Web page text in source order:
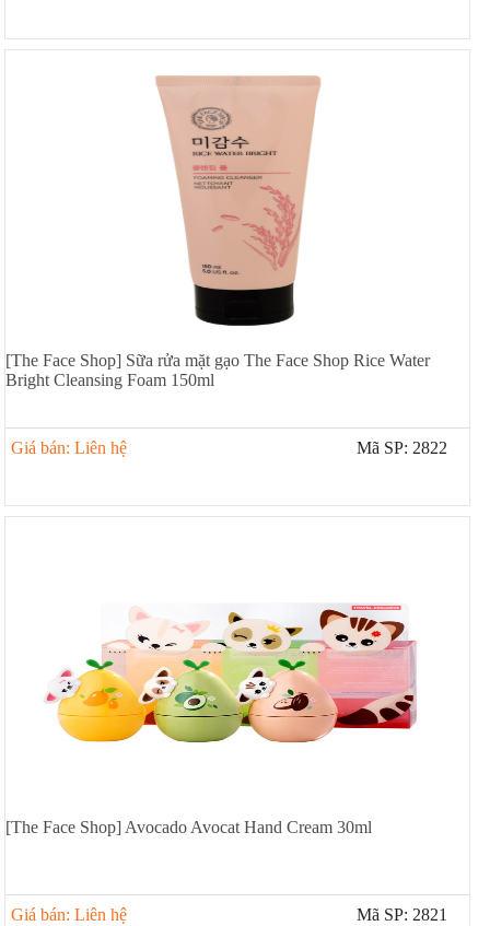
[The Face Shop] Sữa rửa mặt gạo The Face Shop Rice Water
Bright Cleansing Foam 150ml
Giá bán: Liên hệ Mã SP: 2822
[The Face Shop] Avocado Avocat Hand Cream 30ml
Giá bán: Liên hệ Mã SP: 2821